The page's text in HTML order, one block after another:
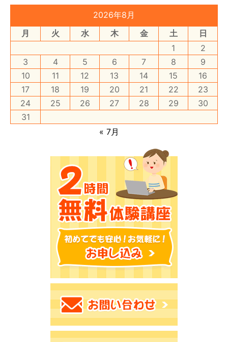
2026年8月
月
火 水 木 金 土
日
1
2
3
4 5 6 7 8
9
10
11 12 13 14 15
16
17
18 19 20 21 22
23
24
25 26 27 28 29
30
31
« 7月